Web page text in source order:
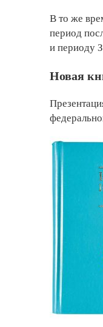
В то же
период
и периоду
Новая